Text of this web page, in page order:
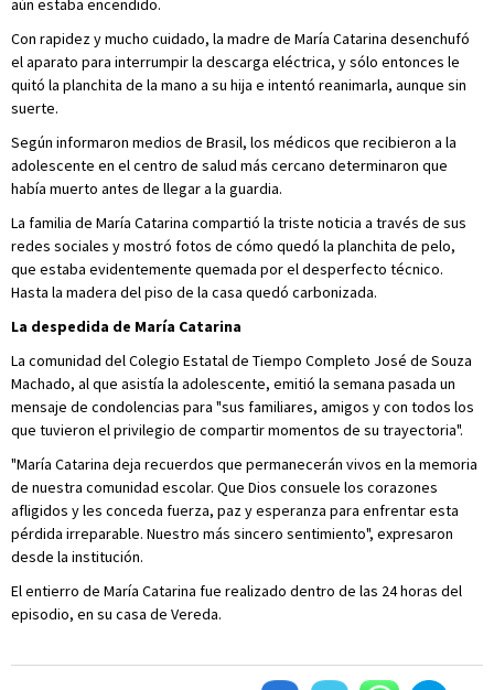
aún estaba encendido.
Con rapidez y mucho cuidado, la madre de María Catarina desenchufó
el aparato para interrumpir la descarga eléctrica, y sólo entonces le
quitó la planchita de la mano a su hija e intentó reanimarla, aunque sin
suerte.
Según informaron medios de Brasil, los médicos que recibieron a la
adolescente en el centro de salud más cercano determinaron que
había muerto antes de llegar a la guardia.
La familia de María Catarina compartió la triste noticia a través de sus
redes sociales y mostró fotos de cómo quedó la planchita de pelo,
que estaba evidentemente quemada por el desperfecto técnico.
Hasta la madera del piso de la casa quedó carbonizada.
La despedida de María Catarina
La comunidad del Colegio Estatal de Tiempo Completo José de Souza
Machado, al que asistía la adolescente, emitió la semana pasada un
mensaje de condolencias para "sus familiares, amigos y con todos los
que tuvieron el privilegio de compartir momentos de su trayectoria".
"María Catarina deja recuerdos que permanecerán vivos en la memoria
de nuestra comunidad escolar. Que Dios consuele los corazones
afligidos y les conceda fuerza, paz y esperanza para enfrentar esta
pérdida irreparable. Nuestro más sincero sentimiento", expresaron
desde la institución.
El entierro de María Catarina fue realizado dentro de las 24 horas del
episodio, en su casa de Vereda.